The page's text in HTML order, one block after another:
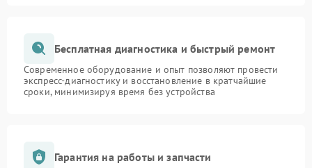
Бесплатная диагностика и быстрый ремонт
Современное оборудование и опыт позволяют провести
экспресс-диагностику и восстановление в кратчайшие
сроки, минимизируя время без устройства
Гарантия на работы и запчасти